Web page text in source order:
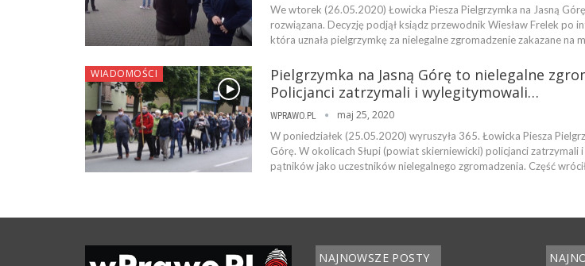
We wtorek (26.05.2020) Łowicka Piesza Pielgrzymka na Jasną
rozwiązana. Decyzję podjął ksiądz przewodnik Wiesław Frelek po
która uznała pielgrzymkę za nielegalne zgromadzenie zakazane na
WIADOMOŚCI
Pielgrzymka na Jasną Górę to nielegalne
Policjanci zatrzymali i wylegitymowali…
WPRAWO.PL maj 25, 2020
W poniedziałek (25.05.2020) wyruszyła 365. Łowicka Piesza
Górę. W okolicach Słupi (powiat skierniewicki) policjanci zatrzymali
pątników jako uczestników nielegalnego zgromadzenia. Część
NAJNOWSZE POSTY